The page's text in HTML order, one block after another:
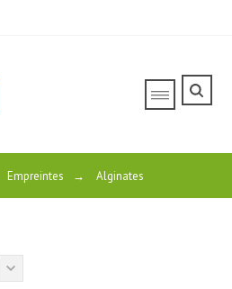
Empreintes → Alginates